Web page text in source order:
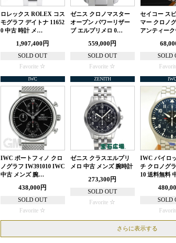
ロレックス ROLEX コス
モグラフ デイトナ 11652
0 中古 時計 メ…
1,907,400円
SOLD OUT
Favorite
ゼニス クロノマスター
オープン パワーリザー
ブ エルプリメロ 0…
559,000円
SOLD OUT
Favorite
セイコー ス
マー クロノ
アンティー
SOLD
IWC
IWC ポートフィノ クロ
ノグラフ IW391010 IWC
中古 メンズ 腕…
438,000円
SOLD OUT
Favorite
ZENITH
ゼニス クラスエルプリ
メロ 中古 メンズ 腕時計
273,300円
SOLD OUT
Favorite
IWC パイロ
チ クロノグ
10 送料無料
SOLD
さらに表示する